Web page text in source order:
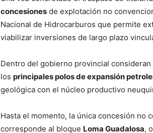
concesiones de explotación no
Nacional de Hidrocarburos que permite
viabilizar inversiones de largo plazo
Dentro del gobierno provincial
los principales polos de expansión
geológica con el núcleo productivo
Hasta el momento, la única concesión no
corresponde al bloque Loma Guadalosa,